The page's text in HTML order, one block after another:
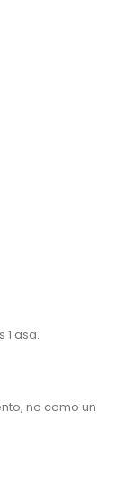
1 asa.
no como un